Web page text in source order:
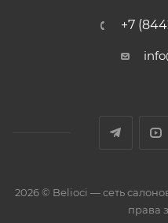
+7
2026 © Belioci — сеть
права